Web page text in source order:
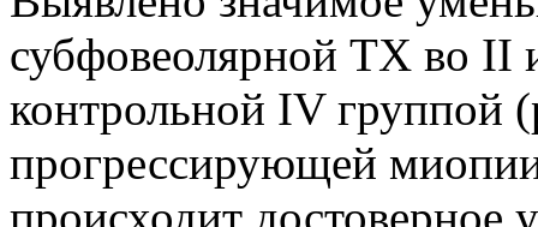
субфовеолярной ТХ во II
контрольной IV группой
прогрессирующей